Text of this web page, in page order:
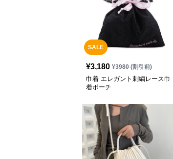
SALE
¥3,180 ¥3980(割引前)
巾着 エレガント刺繍レース巾
着ポーチ